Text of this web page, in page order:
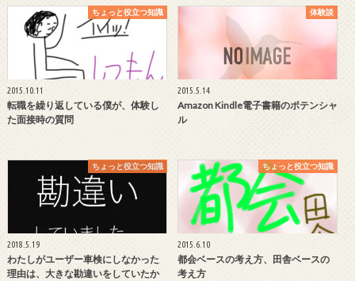
ちょっと役立つ知識
2015.10.11
転職を繰り返している僕が、体験し
た面接時の質問
体験談
2015.5.14
Amazon Kindle電子書籍のポテンシャ
ル
ちょっと役立つ知識
2018.5.19
わたしがユーザー車検にしなかった
理由は、大きな勘違いをしていたか
ちょっと役立つ知識
2015.6.10
都会ベースの考え方、田舎ベースの
考え方